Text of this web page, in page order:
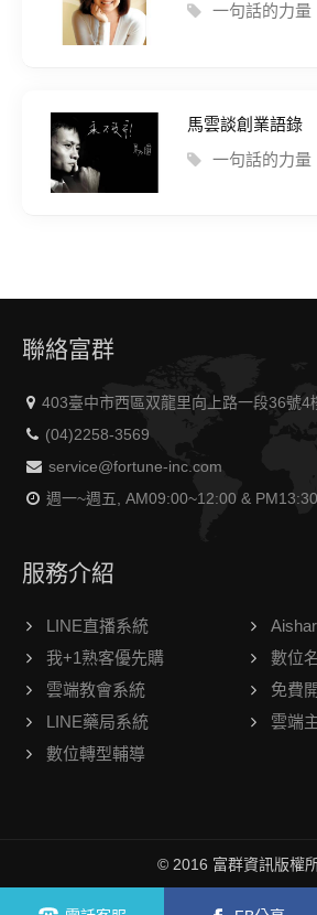
一句話的力量
馬雲談創業語錄
一句話的力量
聯絡富群
403臺中市西區双龍里向上路一段36號4
(04)2258-3569
service@fortune-inc.com
週一~週五, AM09:00~12:00 &
服務介紹
LINE直播系統
我+1熟客優先購
數位
雲端教會系統
免費
LINE藥局系統
雲端
數位轉型輔導
© 2016 富群資訊版權
線上